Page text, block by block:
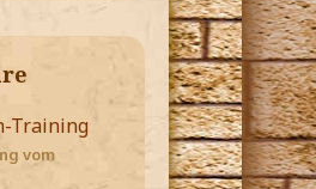
Training
vom